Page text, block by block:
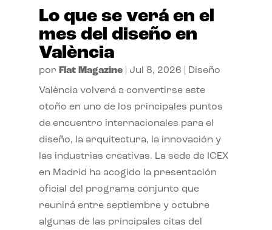
Lo que se verá en el
mes del diseño en
València
por Flat Magazine| Jul 8, 2026 Diseño
València volverá a convertirse este
otoño en uno de los principales puntos
de encuentro internacionales para el
diseño, la arquitectura, la innovación y
las industrias creativas. La sede de ICEX
en Madrid ha acogido la presentación
oficial del programa conjunto que
reunirá entre septiembre y octubre
algunas de las principales citas del